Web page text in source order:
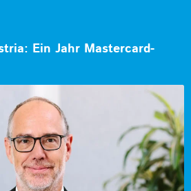
Ein Jahr Mastercard-